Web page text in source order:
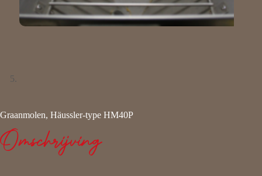
Graanmolen, Häussler-type HM40P
Omschrijving